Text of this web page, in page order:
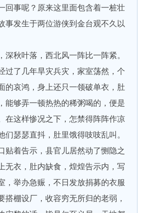
回事呢？原来这里面包含着一桩壮
事发生于两位游侠到金台观不久以
秋叶落，西北风一阵比一阵紧。
过了几年旱灾兵灾，家室荡然，个
的哀鸿，身上还只一领破单衣，肚
能够弄一顿热热的稀粥喝的，便是
在这样惨况之下，怎禁得阵阵作凉
们瑟瑟直抖，肚里饿得吱吱乱叫。
贴着告示，县官儿居然动了恻隐之
无衣，肚内缺食，煌煌告示内，写
，举办急赈，不日发放捐募的衣服
搭棚设厂，收容穷无所归的老弱，